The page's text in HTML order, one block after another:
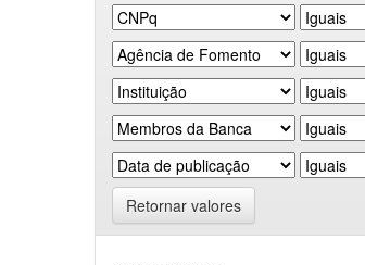
Retornar valores